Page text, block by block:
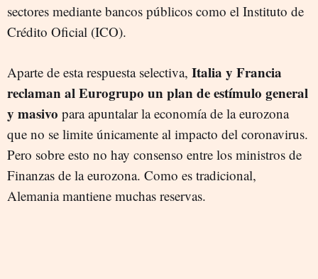
sectores mediante bancos públicos como el Instituto de
Crédito Oficial (ICO).
Aparte de esta respuesta selectiva, Italia y Francia
reclaman al Eurogrupo un plan de estímulo general
y masivo para apuntalar la economía de la eurozona
que no se limite únicamente al impacto del coronavirus.
Pero sobre esto no hay consenso entre los ministros de
Finanzas de la eurozona. Como es tradicional,
Alemania mantiene muchas reservas.